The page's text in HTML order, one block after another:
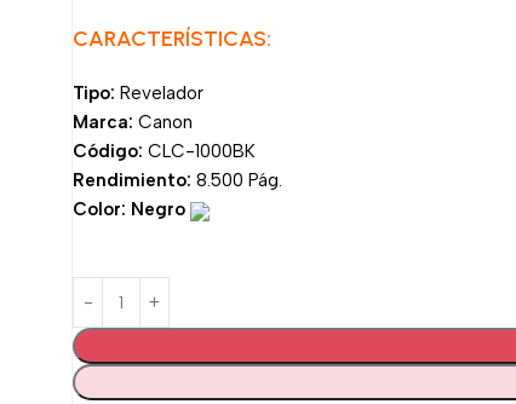
CARACTERÍSTICAS:
Tipo: Revelador
Marca: Canon
Código: CLC-1000BK
Rendimiento: 8.500 Pág.
Color: Negro